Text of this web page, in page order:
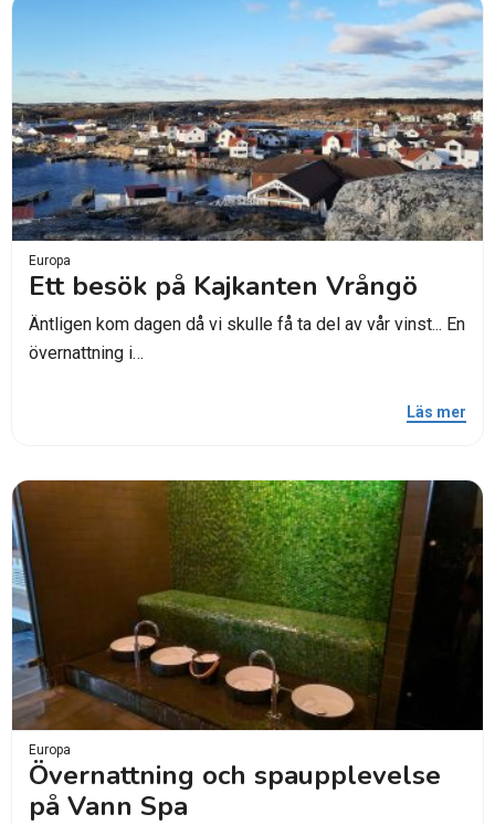
Europa
Ett besök på Kajkanten Vrångö
Äntligen kom dagen då vi skulle få ta del av vår vinst... En
övernattning i…
Läs mer
Europa
Övernattning och spaupplevelse
på Vann Spa